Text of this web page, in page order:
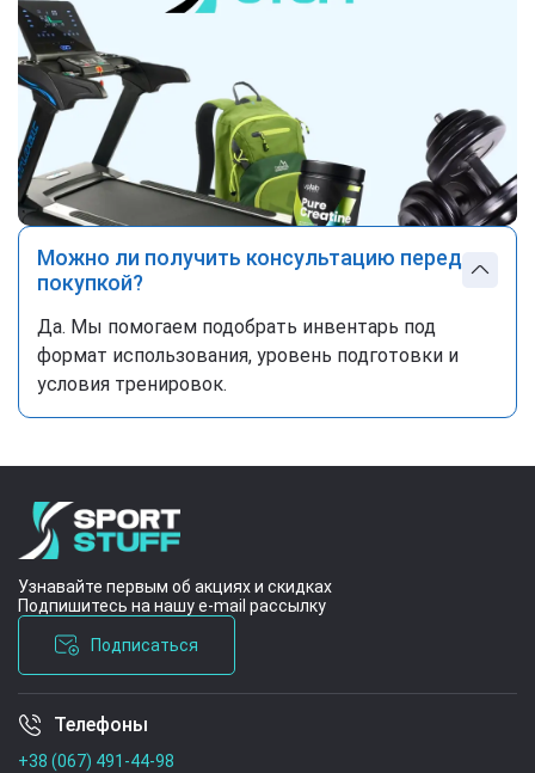
Можно ли получить консультацию перед
покупкой?
Да. Мы помогаем подобрать инвентарь под
формат использования, уровень подготовки и
условия тренировок.
Узнавайте первым об акциях и скидках
Подпишитесь на нашу e-mail рассылку
Подписаться
Условия соглашения
Телефоны
+38 (067) 491-44-98